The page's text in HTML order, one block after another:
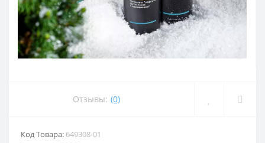
Отзывы: (0)
Код Товара: 649308-01